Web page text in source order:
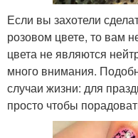
Если вы захотели
розовом цвете, то вам
цвета не являются
много внимания.
случаи жизни: для
просто чтобы